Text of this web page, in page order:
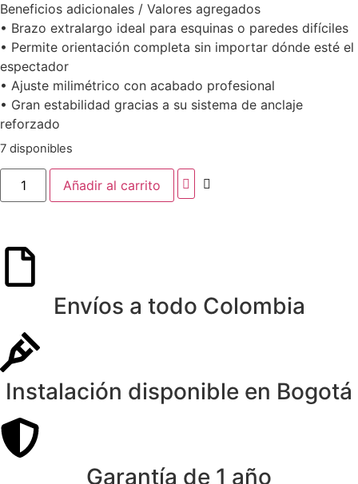
Beneficios adicionales / Valores agregados
• Brazo extralargo ideal para esquinas o paredes difíciles
• Permite orientación completa sin importar dónde esté el
espectador
• Ajuste milimétrico con acabado profesional
• Gran estabilidad gracias a su sistema de anclaje
reforzado
7 disponibles
Añadir al carrito
Envíos a todo Colombia
Instalación disponible en Bogotá
Garantía de 1 año